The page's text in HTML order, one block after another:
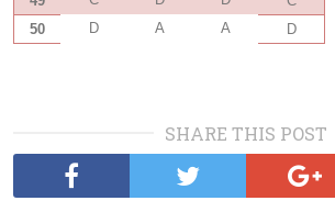
50
D A A D
SHARE THIS POST